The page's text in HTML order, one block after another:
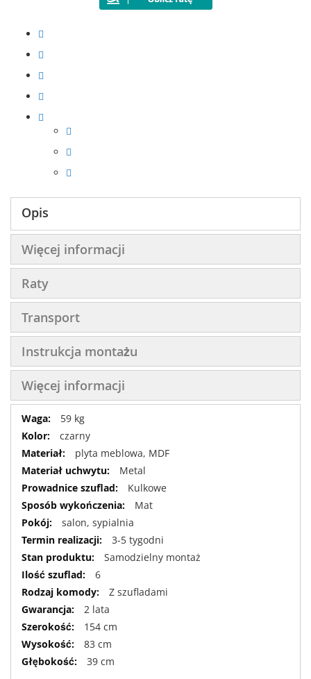
Opis
Więcej informacji
Raty
Transport
Instrukcja montażu
Więcej informacji
Więcej
informacji
59 kg
czarny
plyta meblowa, MDF
Metal
Kulkowe
Mat
salon, sypialnia
3-5 tygodni
Samodzielny montaż
6
Z szufladami
2 lata
154 cm
83 cm
39 cm